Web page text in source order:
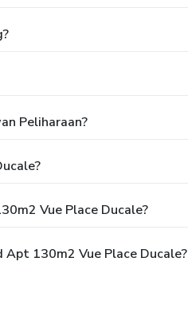
Peliharaan?
Vue Place Ducale?
130m2 Vue Place Ducale?